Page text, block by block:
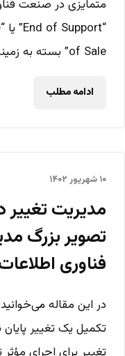
of Sale” بسته به زمینه‌ی فعالیت‌ها متفاوت‌اند....
ادامه مطلب
۱۰ شهریور ۱۴۰۲
مدیریت تغییر
تصویر بزرگ
فناوری
در این مقاله
تکمیل یک تغییر پایان